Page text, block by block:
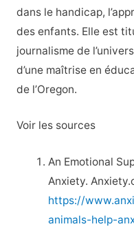
dans le handicap,
des enfants. Elle est
journalisme de
d’une maîtrise en
de l’Oregon.
Voir les sources
An Emotional
Anxiety.
https://
animals-help-